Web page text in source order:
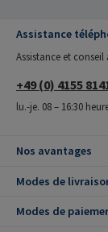
Assistance
Assistance et conseil
+49 (0) 4155
lu.-je. 08 – 16:30
Nos avantages
Modes de
Modes de